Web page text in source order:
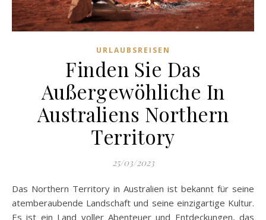
URLAUBSREISEN
Finden Sie Das
Außergewöhliche In
Australiens Northern
Territory
25/03/2023
Das Northern Territory in Australien ist bekannt für seine
atemberaubende Landschaft und seine einzigartige Kultur.
Es ist ein Land voller Abenteuer und Entdeckungen, das